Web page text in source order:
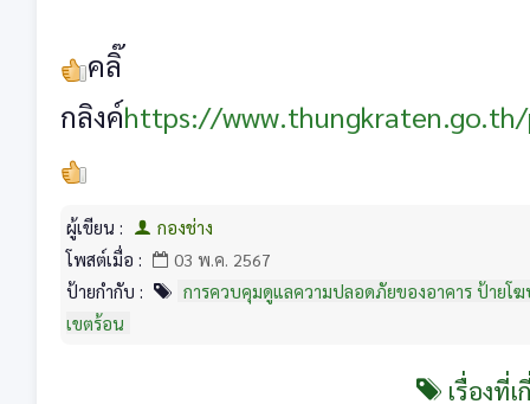
คลิ๊
กลิงค์https://
ผู้เขียน :
กองช่าง
โพสต์เมื่อ :
03 พ.ค. 2567
ป้ายกำกับ :
การควบคุมดูแลความปลอดภัยของอาคาร ป้าย
เขตร้อน
เรื่องที่